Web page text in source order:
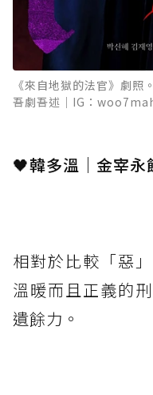
《來自地獄的法官》劇照
吾劇吾述｜IG：
🖤韓多溫｜金宰永
相對於比較「惡
溫暖而且正義的
遺餘力。